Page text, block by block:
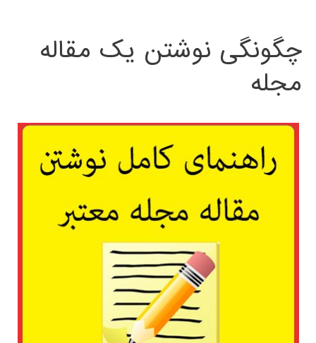
چگونگی نوشتن یک مقاله
مجله